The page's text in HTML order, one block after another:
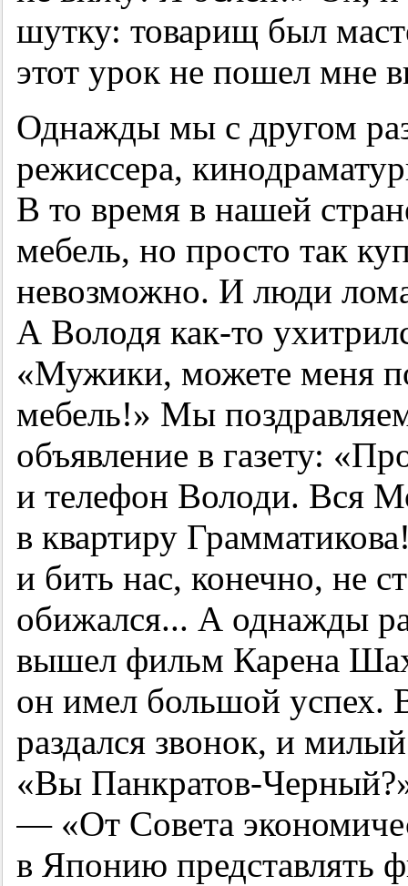
шутку: товарищ был
этот урок не пошел мне
Однажды мы с другом
режиссера,
В то время в нашей
мебель, но просто так
невозможно. И люди
А Володя как-то
«Мужики, можете меня
мебель!» Мы
объявление в газету:
и телефон Володи. Вся
в квартиру
и бить нас, конечно, не
обижался... А однажды
вышел фильм Карена
он имел большой успех.
раздался звонок, и
«Вы Панкратов-
— «От Совета
в Японию представлять